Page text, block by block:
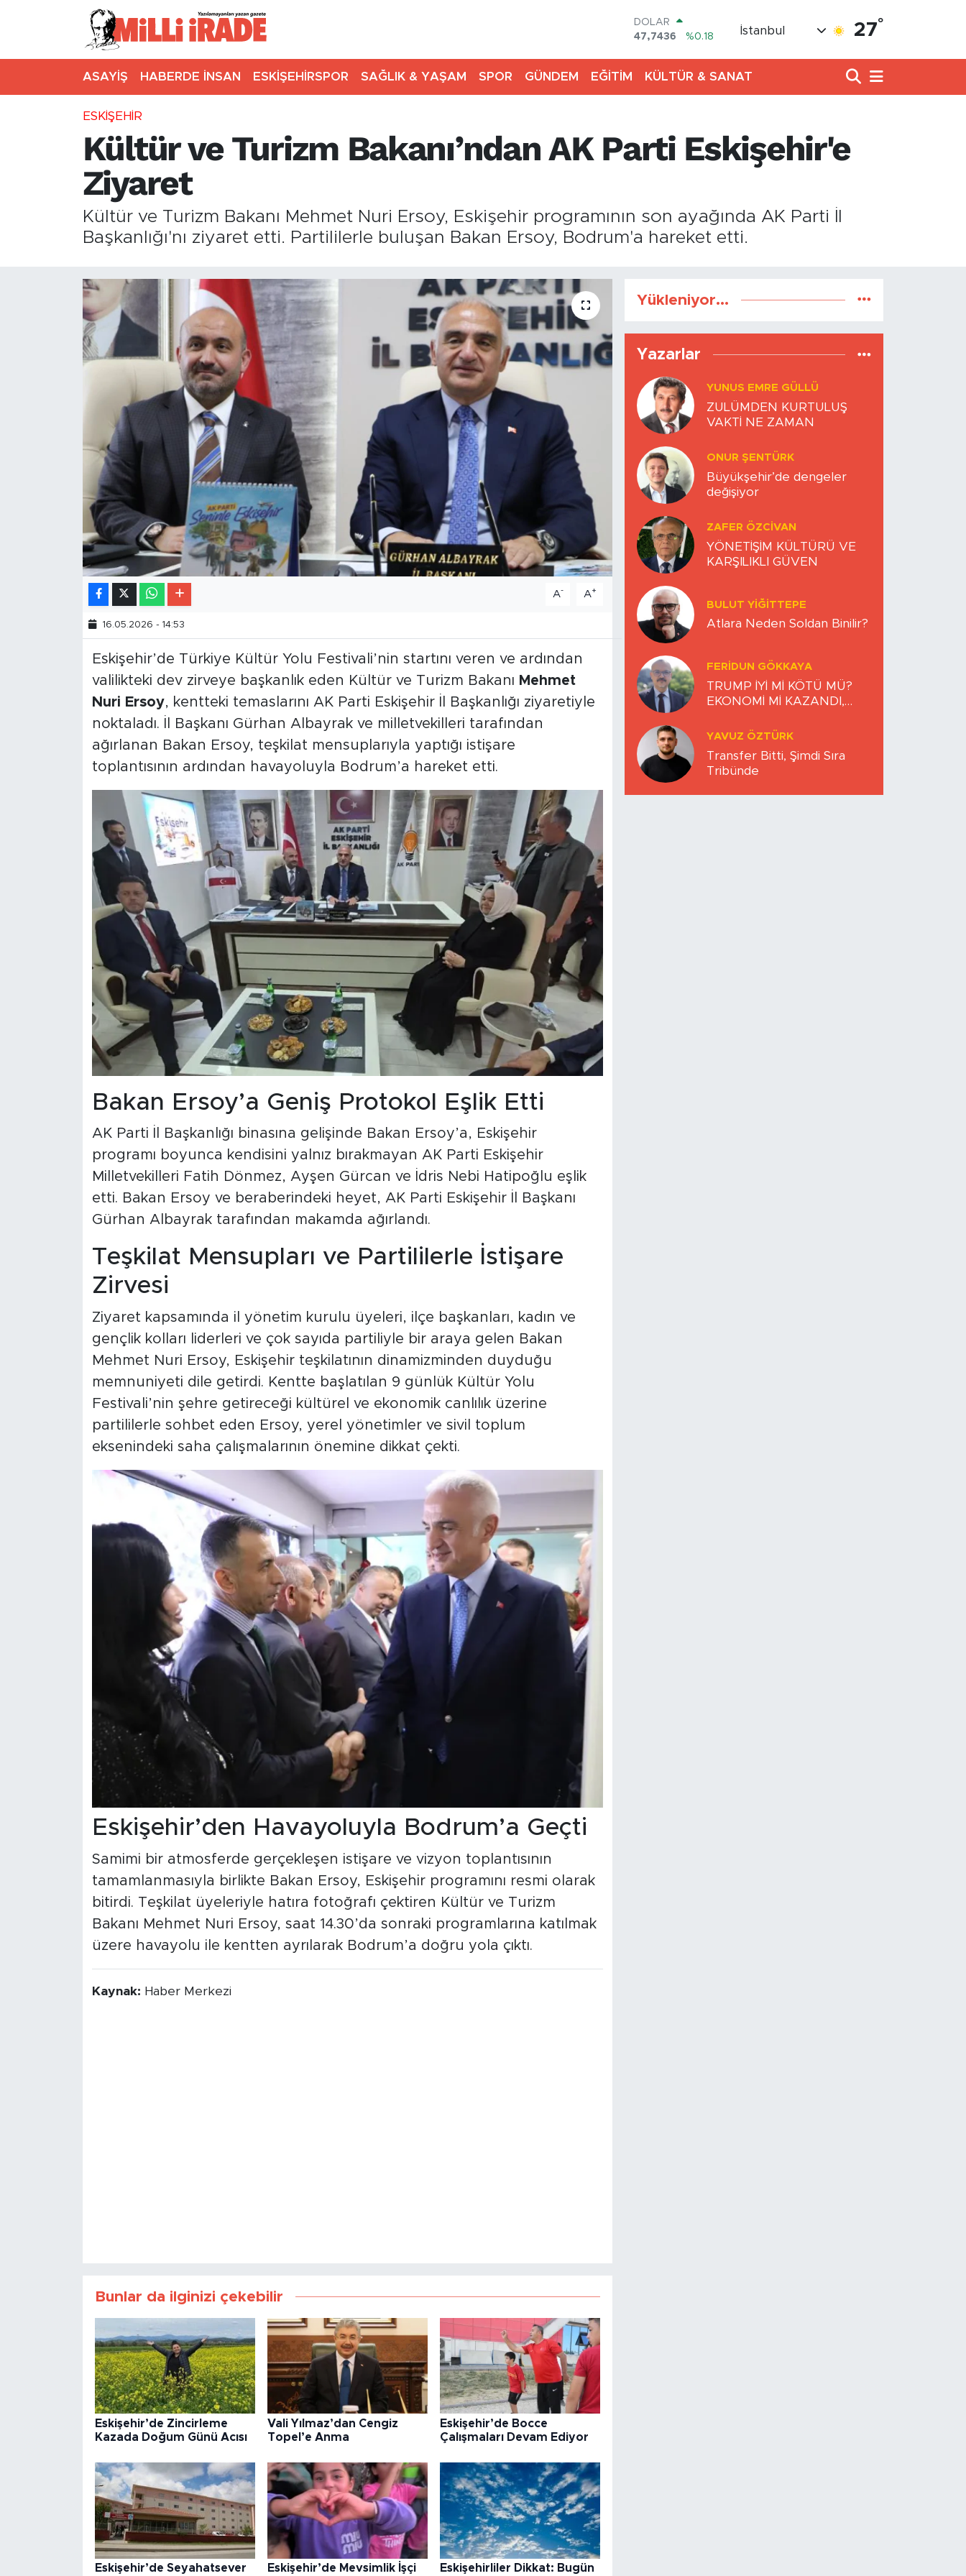
DOLAR
47,7436
%0.18
STERLİN
64,4811
%0.38
BİST100
13.779
%-14
İstanbul 27°
ASAYİŞ HABERDE İNSAN ESKİŞEHİRSPOR SAĞLIK & YAŞAM SPOR GÜNDEM EĞİTİM KÜLTÜR & SANAT
ESKİŞEHİR
Kültür ve Turizm Bakanı’ndan AK Parti Eskişehir'e
Ziyaret
Kültür ve Turizm Bakanı Mehmet Nuri Ersoy, Eskişehir programının son ayağında AK Parti İl
Başkanlığı'nı ziyaret etti. Partililerle buluşan Bakan Ersoy, Bodrum'a hareket etti.
A- A+
16.05.2026 - 14:53
Eskişehir’de Türkiye Kültür Yolu Festivali’nin startını veren ve ardından
valilikteki dev zirveye başkanlık eden Kültür ve Turizm Bakanı Mehmet
Nuri Ersoy, kentteki temaslarını AK Parti Eskişehir İl Başkanlığı ziyaretiyle
noktaladı. İl Başkanı Gürhan Albayrak ve milletvekilleri tarafından
ağırlanan Bakan Ersoy, teşkilat mensuplarıyla yaptığı istişare
toplantısının ardından havayoluyla Bodrum’a hareket etti.
Bakan Ersoy’a Geniş Protokol Eşlik Etti
AK Parti İl Başkanlığı binasına gelişinde Bakan Ersoy’a, Eskişehir
programı boyunca kendisini yalnız bırakmayan AK Parti Eskişehir
Milletvekilleri Fatih Dönmez, Ayşen Gürcan ve İdris Nebi Hatipoğlu eşlik
etti. Bakan Ersoy ve beraberindeki heyet, AK Parti Eskişehir İl Başkanı
Gürhan Albayrak tarafından makamda ağırlandı.
Teşkilat Mensupları ve Partililerle İstişare
Zirvesi
Ziyaret kapsamında il yönetim kurulu üyeleri, ilçe başkanları, kadın ve
gençlik kolları liderleri ve çok sayıda partiliyle bir araya gelen Bakan
Mehmet Nuri Ersoy, Eskişehir teşkilatının dinamizminden duyduğu
memnuniyeti dile getirdi. Kentte başlatılan 9 günlük Kültür Yolu
Festivali’nin şehre getireceği kültürel ve ekonomik canlılık üzerine
partililerle sohbet eden Ersoy, yerel yönetimler ve sivil toplum
eksenindeki saha çalışmalarının önemine dikkat çekti.
Eskişehir’den Havayoluyla Bodrum’a Geçti
Samimi bir atmosferde gerçekleşen istişare ve vizyon toplantısının
tamamlanmasıyla birlikte Bakan Ersoy, Eskişehir programını resmi olarak
bitirdi. Teşkilat üyeleriyle hatıra fotoğrafı çektiren Kültür ve Turizm
Bakanı Mehmet Nuri Ersoy, saat 14.30’da sonraki programlarına katılmak
üzere havayolu ile kentten ayrılarak Bodrum’a doğru yola çıktı.
Kaynak: Haber Merkezi
Bunlar da ilginizi çekebilir
Eskişehir’de Zincirleme
Kazada Doğum Günü Acısı
Vali Yılmaz’dan Cengiz
Topel’e Anma
Eskişehir’de Bocce
Çalışmaları Devam Ediyor
Eskişehir’de Seyahatsever Eskişehir’de Mevsimlik İşçi Eskişehirliler Dikkat: Bugün
Yükleniyor...
Yazarlar
YUNUS EMRE GÜLLÜ
ZULÜMDEN KURTULUŞ
VAKTİ NE ZAMAN
ONUR ŞENTÜRK
Büyükşehir’de dengeler
değişiyor
ZAFER ÖZCIVAN
YÖNETİŞİM KÜLTÜRÜ VE
KARŞILIKLI GÜVEN
BULUT YİĞİTTEPE
Atlara Neden Soldan Binilir?
FERIDUN GÖKKAYA
TRUMP İYİ Mİ KÖTÜ MÜ?
EKONOMİ Mİ KAZANDI,
YAVUZ ÖZTÜRK
Transfer Bitti, Şimdi Sıra
Tribünde